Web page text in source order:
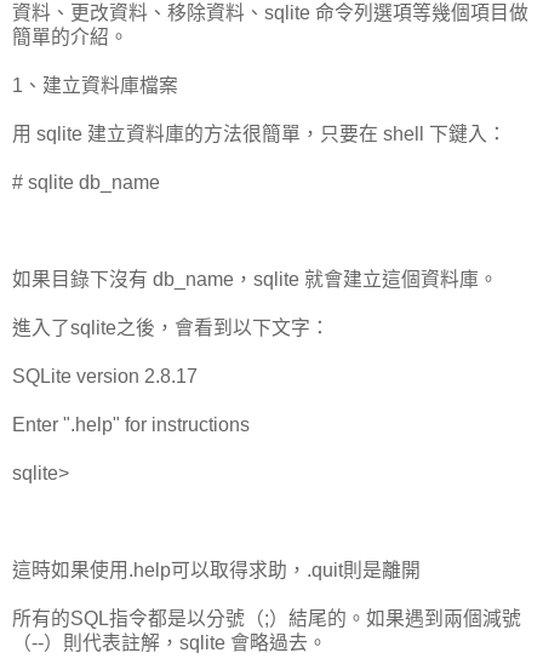
資料、更改資料、移除資料、sqlite 命令列選項等幾個項目做
簡單的介紹。
1、建立資料庫檔案
用 sqlite 建立資料庫的方法很簡單，只要在 shell 下鍵入：
# sqlite db_name
如果目錄下沒有 db_name，sqlite 就會建立這個資料庫。
進入了sqlite之後，會看到以下文字：
SQLite version 2.8.17
Enter ".help" for instructions
sqlite>
這時如果使用.help可以取得求助，.quit則是離開
所有的SQL指令都是以分號（;）結尾的。如果遇到兩個減號
（--）則代表註解，sqlite 會略過去。